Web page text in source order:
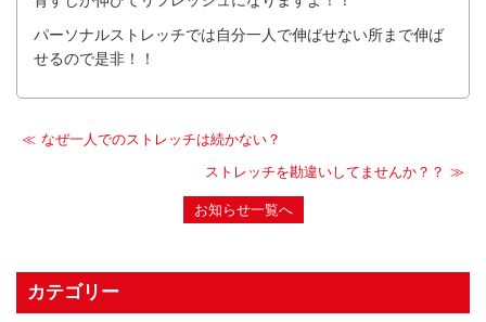
パーソナルストレッチでは自分一人で伸ばせない所まで伸ば
せるので是非！！
なぜ一人でのストレッチは続かない？
ストレッチを勘違いしてませんか？？
お知らせ一覧へ
カテゴリー